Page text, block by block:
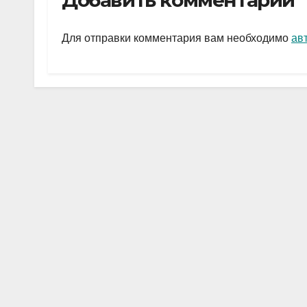
gr
a
s
A
p
а
в
ть
Для отправки комментария вам необходимо